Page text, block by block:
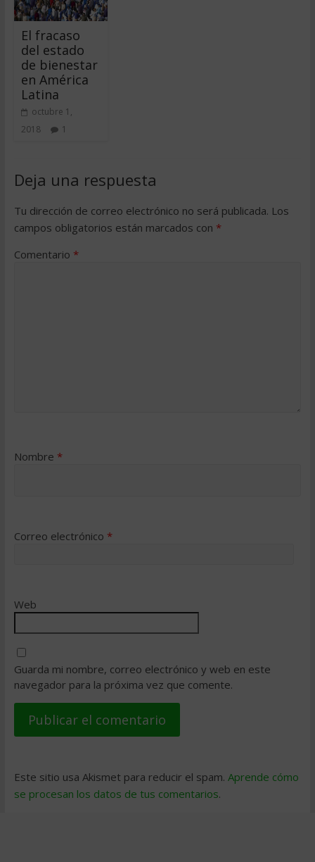
El fracaso
del estado
de bienestar
en América
Latina
octubre 1,
2018
1
Deja una respuesta
Tu dirección de correo electrónico no será publicada. Los
campos obligatorios están marcados con *
Comentario *
Nombre *
Correo electrónico *
Web
Guarda mi nombre, correo electrónico y web en este
navegador para la próxima vez que comente.
Este sitio usa Akismet para reducir el spam. Aprende cómo
se procesan los datos de tus comentarios.